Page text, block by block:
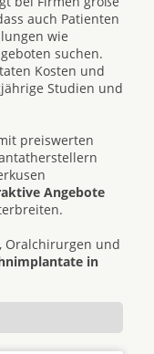
auch Patienten
wie
suchen.
Kosten und
Studien und
preiswerten
Angebote
Oralchirurgen und
in